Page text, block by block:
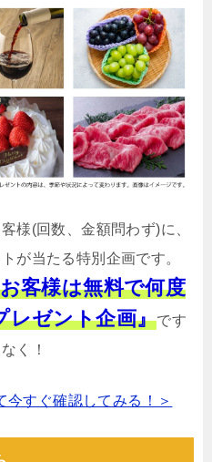
様(回数、金額問わず)に、
が当たる特別企画です。
客様は無料で何度
レゼント企画』です
く！
今すぐ確認してみる！＞